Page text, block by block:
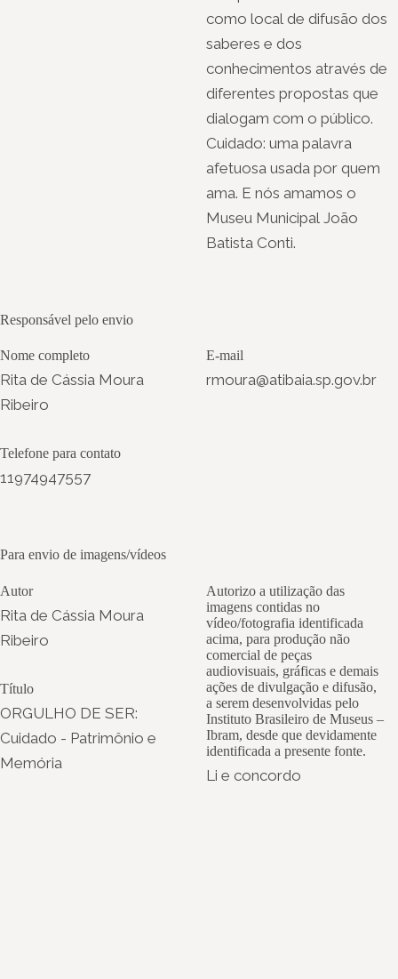
como local de difusão dos
saberes e dos
conhecimentos através de
diferentes propostas que
dialogam com o público.
Cuidado: uma palavra
afetuosa usada por quem
ama. E nós amamos o
Museu Municipal João
Batista Conti.
Responsável pelo envio
Nome completo
Rita de Cássia Moura
Ribeiro
Telefone para contato
11974947557
E-mail
rmoura@atibaia.sp.gov.br
Para envio de imagens/vídeos
Autor
Rita de Cássia Moura
Ribeiro
Título
ORGULHO DE SER:
Cuidado - Patrimônio e
Memória
Autorizo a utilização das
imagens contidas no
vídeo/fotografia identificada
acima, para produção não
comercial de peças
audiovisuais, gráficas e demais
ações de divulgação e difusão,
a serem desenvolvidas pelo
Instituto Brasileiro de Museus –
Ibram, desde que devidamente
identificada a presente fonte.
Li e concordo